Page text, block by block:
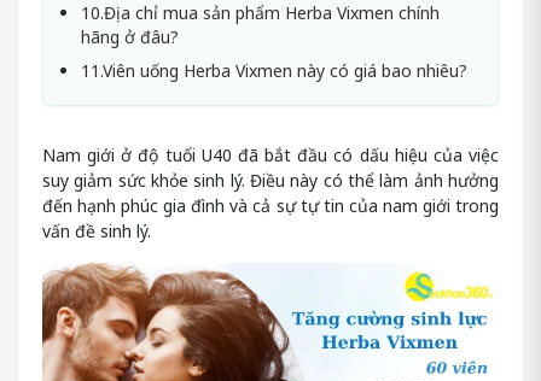
10.Địa chỉ mua sản phẩm Herba Vixmen chính
hãng ở đâu?
11.Viên uống Herba Vixmen này có giá bao nhiêu?
Nam giới ở độ tuổi U40 đã bắt đầu có dấu hiệu của việc
suy giảm sức khỏe sinh lý. Điều này có thể làm ảnh hưởng
đến hạnh phúc gia đình và cả sự tự tin của nam giới trong
vấn đề sinh lý.